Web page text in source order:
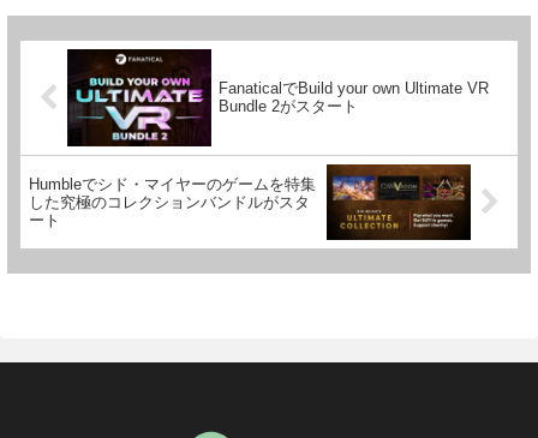
FanaticalでBuild your own Ultimate VR
Bundle 2がスタート
Humbleでシド・マイヤーのゲームを特集
した究極のコレクションバンドルがスタ
ート